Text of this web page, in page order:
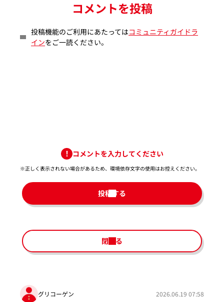
コメントを投稿
投稿機能のご利用にあたってはコミュニティガイドラ
インをご一読ください。
コメントを入力してください
※正しく表示されない場合があるため、環境依存文字の使用はお控えください。​
投稿する
閉じる
グリコーゲン 2026.06.19 07:58